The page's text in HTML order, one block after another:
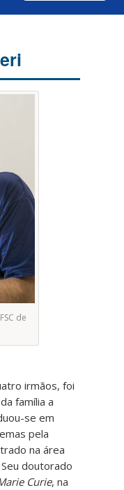
de
irmãos, foi
família a
se em
pela
na área
doutorado
Curie, na